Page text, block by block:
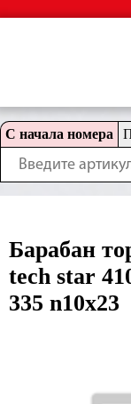
С начала номера
Барабан
tech star
335 n10x23